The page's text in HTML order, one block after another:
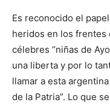
Es reconocido el
heridos en los frentes
célebres “niñas de
una liberta y por lo
llamar a esta
de la Patria”. Lo que